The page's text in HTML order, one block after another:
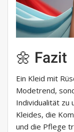
🌼 Fazit
Ein Kleid mit
Modetrend,
Individualität zu
Kleides, die
und die Pflege